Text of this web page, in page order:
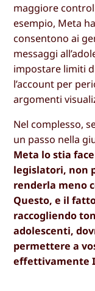
maggiore
esempio, Meta
consentono ai
messaggi
impostare limiti
l’account per
argomenti
Nel complesso,
un passo nella
Meta lo stia
legislatori, non
renderla meno
Questo, e il
raccogliendo
adolescenti,
permettere a
effettivamente